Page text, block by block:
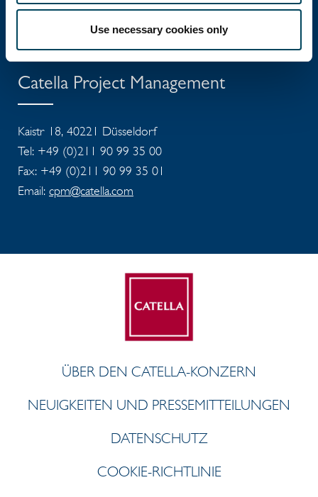
Use necessary cookies only
Bereich Immobilieninvestment und
Fondsmanagement und agiert in 12 Ländern.
Catella Project Management
Kaistr 18, 40221 Düsseldorf
Tel: +49 (0)211 90 99 35 00
Fax: +49 (0)211 90 99 35 01
Email: cpm@catella.com
ÜBER DEN CATELLA-KONZERN
NEUIGKEITEN UND PRESSEMITTEILUNGEN
DATENSCHUTZ
COOKIE-RICHTLINIE